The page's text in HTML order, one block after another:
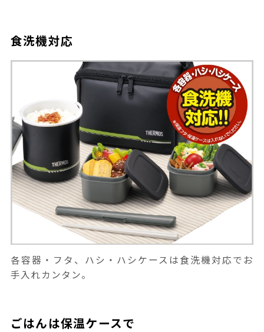
食洗機対応
各容器・フタ、ハシ・ハシケースは食洗機対応でお
手入れカンタン。
ごはんは保温ケースで